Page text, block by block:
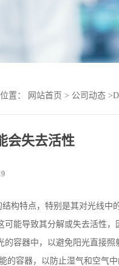
置： 网站首页 > 公司动态 >
会失去活性
结构特点，特别是其对光线中
能导致其分解或失去活性，
的容器中，以避免阳光直接照
的容器，以防止湿气和空气